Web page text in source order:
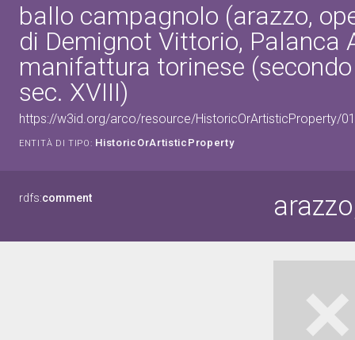
ballo campagnolo (arazzo,
di Demignot Vittorio, Palanca
manifattura torinese
sec. XVIII)
https://w3id.org/arco/resource/HistoricOrArtisticProperty/
ENTITÀ DI TIPO: HistoricOrArtisticProperty
rdfs:comment